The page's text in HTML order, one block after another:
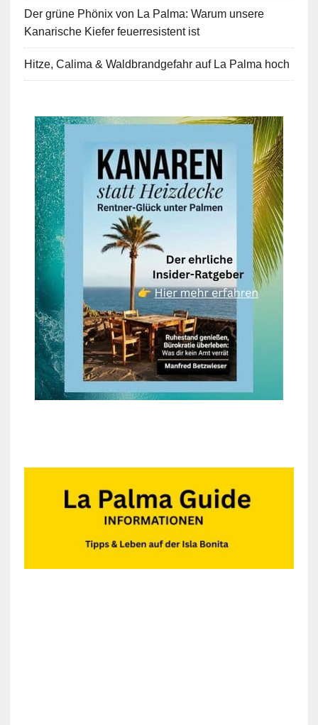
Der grüne Phönix von La Palma: Warum unsere
Kanarische Kiefer feuerresistent ist
Hitze, Calima & Waldbrandgefahr auf La Palma hoch